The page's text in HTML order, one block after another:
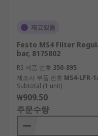
재고있음
Festo MS4 Filter
bar, 8175802
RS 제품 번호 350-895
제조사 부품 번호 MS4-LFR-
Subtotal (1 unit)
₩909.50
주문수량